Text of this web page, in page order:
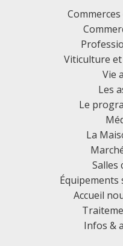
Viticulture
Vie
Les
Le
La
Salles
Accueil
Infos &